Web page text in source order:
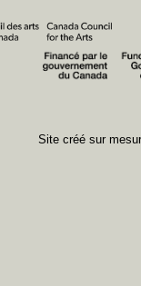
Site créé sur